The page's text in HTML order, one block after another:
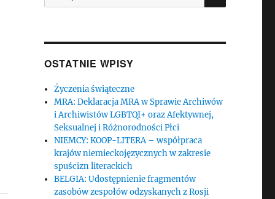
OSTATNIE WPISY
Życzenia świąteczne
MRA: Deklaracja MRA w Sprawie Archiwów
i Archiwistów LGBTQI+ oraz Afektywnej,
Seksualnej i Różnorodności Płci
NIEMCY: KOOP-LITERA – współpraca
krajów niemieckojęzycznych w zakresie
spuścizn literackich
BELGIA: Udostępnienie fragmentów
zasobów zespołów odzyskanych z Rosji